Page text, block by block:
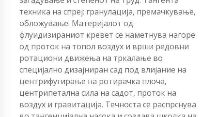
техника на спреј: гранулација, премачкување,
обложување. Материјалот од
флуидизираниот кревет се наметнува нагоре
од проток на топол воздух и врши редовни
ротациони движења на тркалање во
специјално дизајниран сад под влијание на
центрифугирање на ротирачка плоча,
центрипетална сила на садот, проток на
воздух и гравитација. Течноста се распрснува